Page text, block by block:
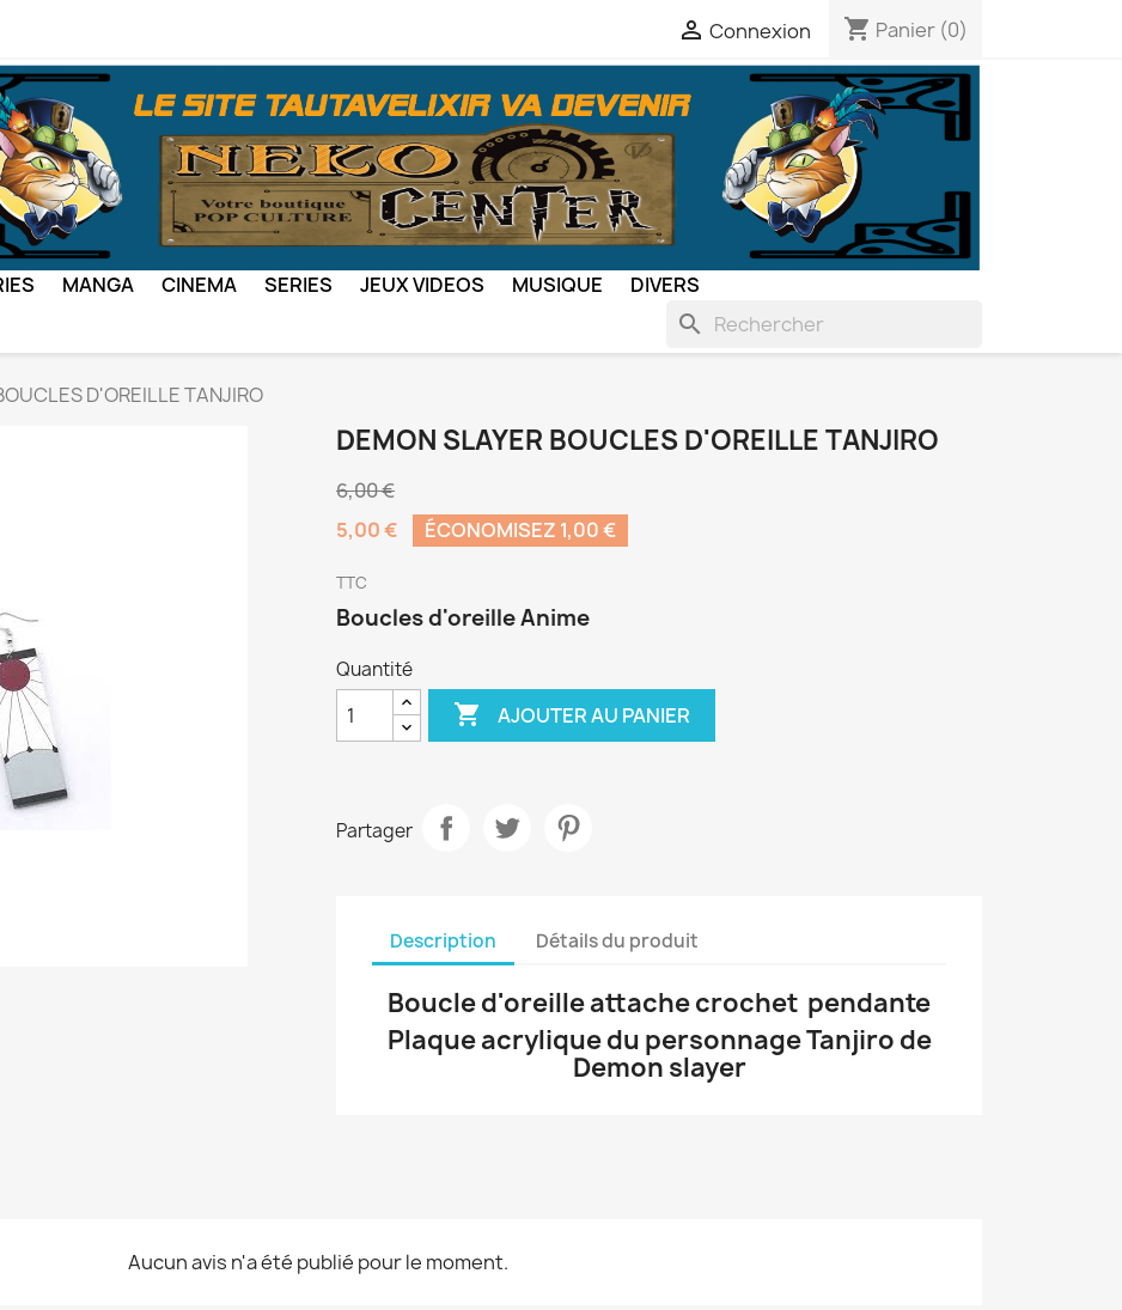
 Connexion shopping_cart Panier (0)
MANGA CINEMA SERIES JEUX VIDEOS MUSIQUE DIVERS
search
D'OREILLE TANJIRO
DEMON SLAYER BOUCLES D'OREILLE TANJIRO
6,00 €
5,00 €
ÉCONOMISEZ 1,00 €
TTC
Boucles d'oreille Anime
Quantité
 AJOUTER AU PANIER
Partager
Description Détails du produit
Boucle d'oreille attache crochet pendante
Plaque acrylique du personnage Tanjiro de
Demon slayer
Aucun avis n'a été publié pour le moment.